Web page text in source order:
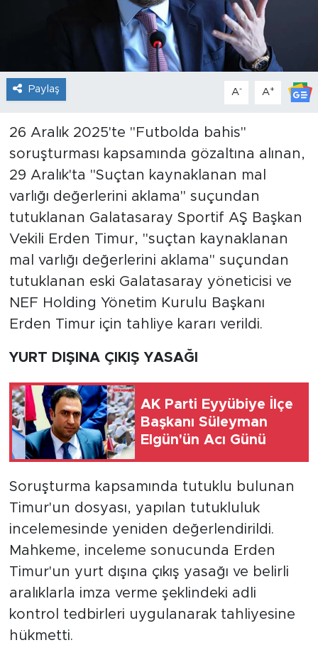
Paylaş A- A+
26 Aralık 2025'te "Futbolda bahis"
soruşturması kapsamında gözaltına alınan,
29 Aralık'ta "Suçtan kaynaklanan mal
varlığı değerlerini aklama" suçundan
tutuklanan Galatasaray Sportif AŞ Başkan
Vekili Erden Timur, "suçtan kaynaklanan
mal varlığı değerlerini aklama" suçundan
tutuklanan eski Galatasaray yöneticisi ve
NEF Holding Yönetim Kurulu Başkanı
Erden Timur için tahliye kararı verildi.
YURT DIŞINA ÇIKIŞ YASAĞI
AK Parti Eyyübiye İlçe
Başkanı Süleyman
Elgün'ün Acı Günü
Soruşturma kapsamında tutuklu bulunan
Timur'un dosyası, yapılan tutukluluk
incelemesinde yeniden değerlendirildi.
Mahkeme, inceleme sonucunda Erden
Timur'un yurt dışına çıkış yasağı ve belirli
aralıklarla imza verme şeklindeki adli
kontrol tedbirleri uygulanarak tahliyesine
hükmetti.